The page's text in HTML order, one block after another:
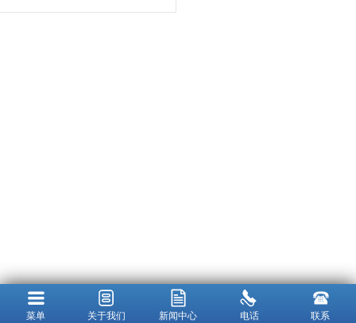
菜单 关于我们 新闻中心 电话 联系